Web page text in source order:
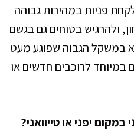
פניות במהירות גבוהה
ולהרגיש בטוחים גם בגשם
במשקל הגבוה שפוגע מעט
במיוחד לרוכבים חדשים או
יפני או טייוואני?